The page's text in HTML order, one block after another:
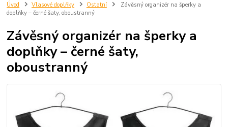
Úvod Vlasové doplňky Ostatní
Závěsný organizér na šperky a
doplňky – černé šaty, oboustranný
Závěsný organizér na šperky a
doplňky – černé šaty,
oboustranný